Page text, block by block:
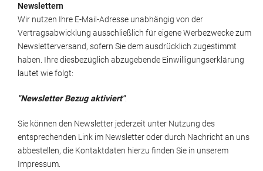
Newslettern
Wir nutzen Ihre E-Mail-Adresse unabhängig von der
Vertragsabwicklung ausschließlich für eigene Werbezwecke zum
Newsletterversand, sofern Sie dem ausdrücklich zugestimmt
haben. Ihre diesbezüglich abzugebende Einwilligungserklärung
lautet wie folgt:
"Newsletter Bezug aktiviert".
Sie können den Newsletter jederzeit unter Nutzung des
entsprechenden Link im Newsletter oder durch Nachricht an uns
abbestellen, die Kontaktdaten hierzu finden Sie in unserem
Impressum.